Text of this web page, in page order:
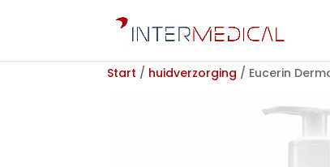
Start / huidverzorging / Eucerin